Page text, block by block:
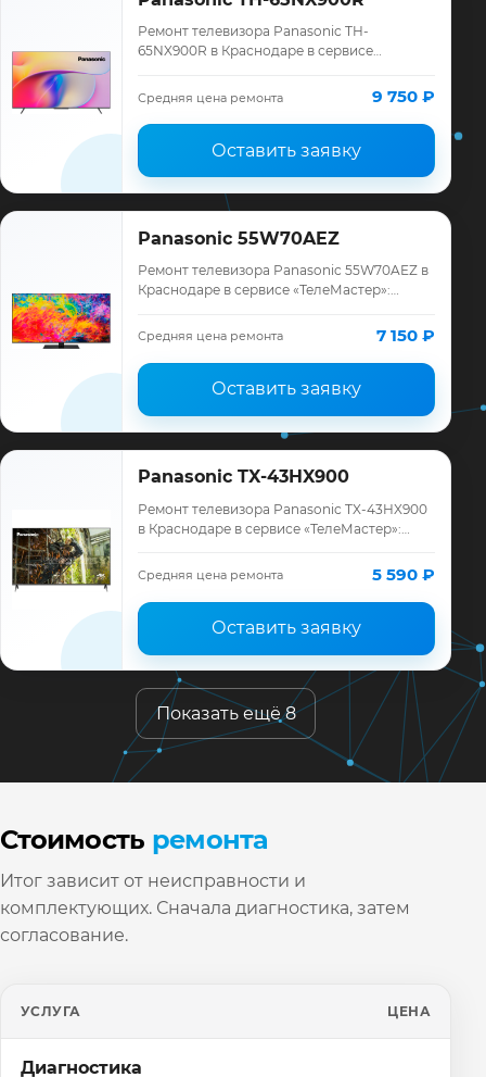
Ремонт телевизора Panasonic TH-
65NX900R в Краснодаре в сервисе
Panasonic, смета до ремонта, запчасти и
гарантия до 12 мес…
Средняя цена ремонта 9 750 ₽
Оставить заявку
Panasonic 55W70AEZ
Ремонт телевизора Panasonic 55W70AEZ в
Краснодаре в сервисе «ТелеМастер»:
ремонта, запчасти и гарантия до 12
Средняя цена ремонта 7 150 ₽
Оставить заявку
Panasonic TX-43HX900
Ремонт телевизора Panasonic TX-43HX900
в Краснодаре в сервисе «ТелеМастер»:
ремонта, запчасти и гарантия до 12 меся…
Средняя цена ремонта 5 590 ₽
Оставить заявку
Показать ещё 8
Стоимость ремонта
Итог зависит от неисправности и
комплектующих. Сначала диагностика, затем
согласование.
УСЛУГА ЦЕНА
Диагностика